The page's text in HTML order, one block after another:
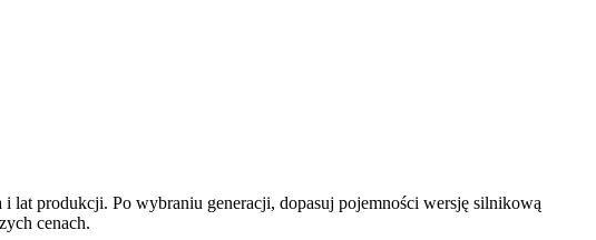
lat produkcji. Po wybraniu generacji, dopasuj pojemności wersję silnikową
cenach.